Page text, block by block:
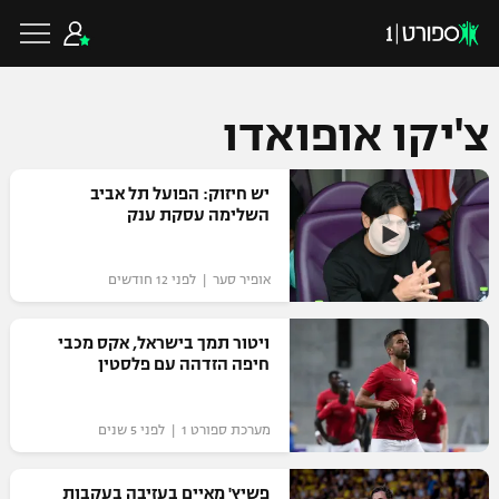
כדורגל ישראלי
ליגת העל
גביע הטוטו
ליגיונרים
גביע המדינה
כדורגל עולמי
ליגת האלופות
ליגה אירופית
ליגה אנגלית
כדורסל ישראלי
ליגת ווינר סל
ליגה לאומית
כדורסל עולמי
NBA
צ'יקו אופואדו
יש חיזוק: הפועל תל אביב
השלימה עסקת ענק
אופיר סער | לפני 12 חודשים
ויטור תמך בישראל, אקס מכבי
חיפה הזדהה עם פלסטין
מערכת ספורט 1 | לפני 5 שנים
פשיץ' מאיים בעזיבה בעקבות